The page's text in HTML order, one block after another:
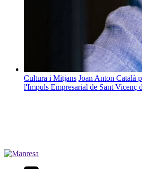
Cultura i Mitjans Joan Anton Català
l'Impuls Empresarial de Sant Vicenç